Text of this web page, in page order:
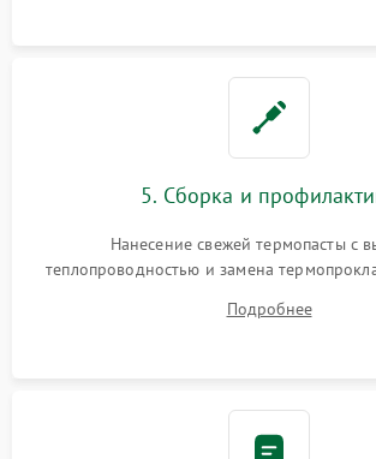
5. Сборка и
Нанесение свежей термопасты с
теплопроводностью и замена
шлейфов, модулей памяти и накопителей.
Подробнее